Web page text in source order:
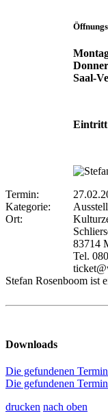
Saal-
Termin:
Kategorie:
Ort:
83714
Tel.
Stefan Rosenboom ist
Downloads
Die gefundenen
Die gefundenen
drucken nach oben